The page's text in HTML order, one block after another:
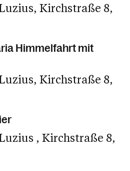
Kirchstraße 8
Himmelfahrt mit
Kirchstraße 8
Kirchstraße 8